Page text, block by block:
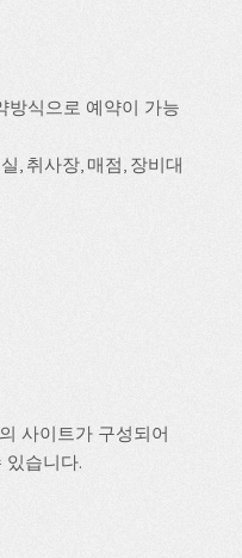
방식으로 예약이 가능
, 취사장, 매점, 장비대
사이트가 구성되어
있습니다.